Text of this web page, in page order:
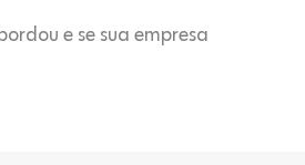
e se sua empresa